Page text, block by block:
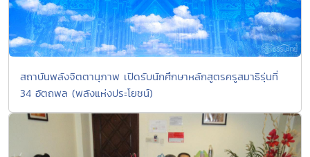
สถาบันพลังจิตตานุภาพ เปิดรับนักศึกษาหลักสูตรครูสมาธิรุ่นที่
34 อัตถพล (พลังแห่งประโยชน์)